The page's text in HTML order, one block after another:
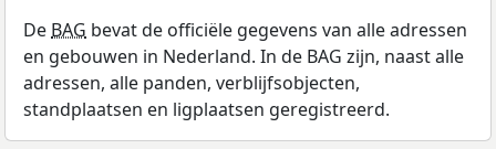
De BAG bevat de officiële gegevens van alle adressen
en gebouwen in Nederland. In de BAG zijn, naast alle
adressen, alle panden, verblijfsobjecten,
standplaatsen en ligplaatsen geregistreerd.